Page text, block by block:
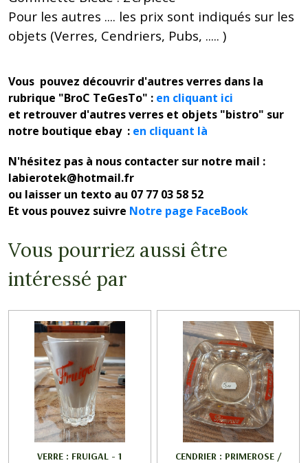
Pour les autres .... les prix sont indiqués sur les
objets (Verres, Cendriers, Pubs, ..... )
Vous pouvez découvrir d'autres verres dans la
rubrique "BroC TeGesTo" : en cliquant ici
et retrouver d'autres verres et objets "bistro" sur
notre boutique ebay : en cliquant là
N'hésitez pas à nous contacter sur notre mail :
labierotek@hotmail.fr
ou laisser un texto au 07 77 03 58 52
Et vous pouvez suivre Notre page FaceBook
Vous pourriez aussi être
intéressé par
VERRE : FRUIGAL - 1
CENDRIER : PRIMEROSE /